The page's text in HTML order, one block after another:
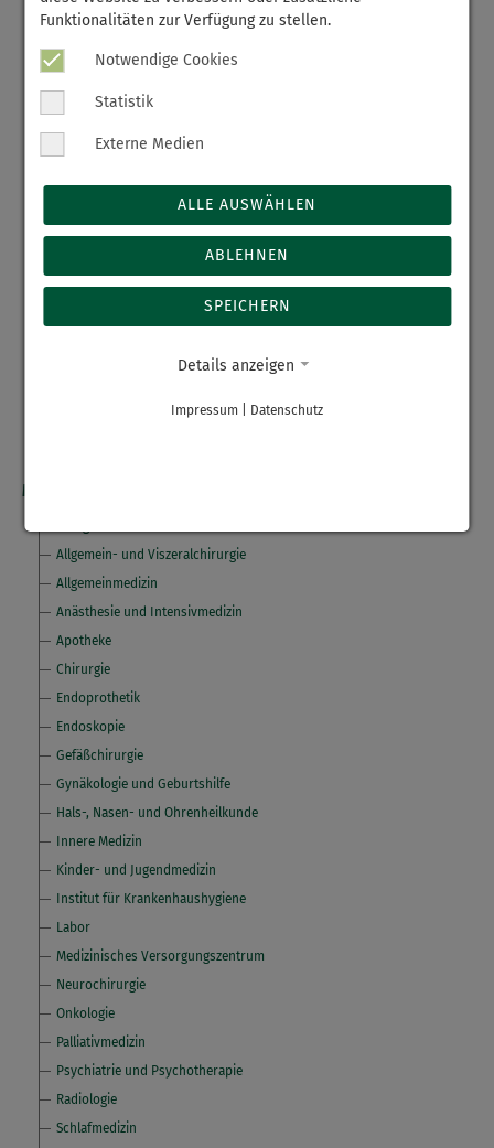
Besucher
Lob & Kritik
Kliniken & Abteilungen
Zentrale Notaufnahme
Klinik für Innere Medizin
Klinik für Anästhesie und Intensivmedizin
Physiotherapie
Zentrale Terminvergabe
Medizin
Allgemein- und Viszeralchirurgie
Allgemeinmedizin
Anästhesie und Intensivmedizin
Apotheke
Chirurgie
Endoprothetik
Endoskopie
Gefäßchirurgie
Gynäkologie und Geburtshilfe
Hals-, Nasen- und Ohrenheilkunde
Innere Medizin
Kinder- und Jugendmedizin
Institut für Krankenhaushygiene
Labor
Medizinisches Versorgungszentrum
Neurochirurgie
Onkologie
Palliativmedizin
Psychiatrie und Psychotherapie
Radiologie
Schlafmedizin
Funktionalitäten zur Verfügung zu stellen.
Notwendige Cookies
Statistik
Externe Medien
ALLE AUSWÄHLEN
ABLEHNEN
SPEICHERN
Details anzeigen
Impressum Datenschutz